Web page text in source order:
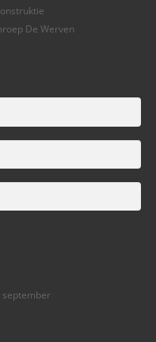
De Werven
september